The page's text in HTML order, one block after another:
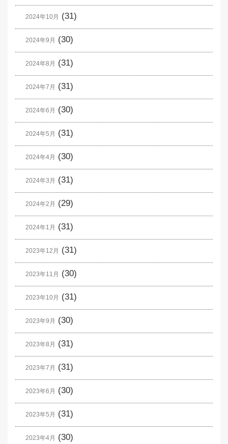
2024年10月 (31)
2024年9月 (30)
2024年8月 (31)
2024年7月 (31)
2024年6月 (30)
2024年5月 (31)
2024年4月 (30)
2024年3月 (31)
2024年2月 (29)
2024年1月 (31)
2023年12月 (31)
2023年11月 (30)
2023年10月 (31)
2023年9月 (30)
2023年8月 (31)
2023年7月 (31)
2023年6月 (30)
2023年5月 (31)
2023年4月 (30)